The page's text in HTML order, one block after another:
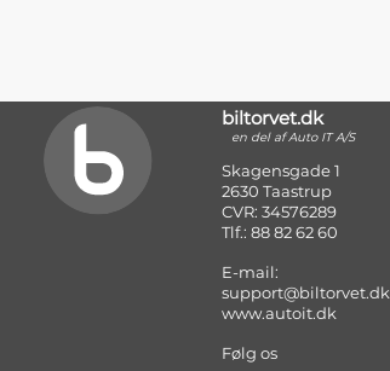
biltorvet.dk
en del af Auto IT A/S
Skagensgade 1
2630 Taastrup
CVR: 34576289
Tlf.: 88 82 62 60
E-mail:
support@biltorvet.dk
www.autoit.dk
Følg os